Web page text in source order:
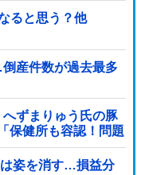
ると思う？他
産件数が過去最多
へずまりゅう氏の豚
ｗｗ
姿を消す…損益分